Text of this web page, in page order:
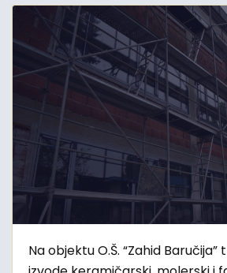
Na objektu O.Š. “Zahid